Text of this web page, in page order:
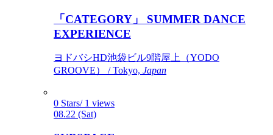
「CATEGORY」 SUMMER DANCE
EXPERIENCE
ヨドバシHD池袋ビル9階屋上（YODO
GROOVE） / Tokyo, Japan
0 Stars/ 1 views
08.22 (Sat)